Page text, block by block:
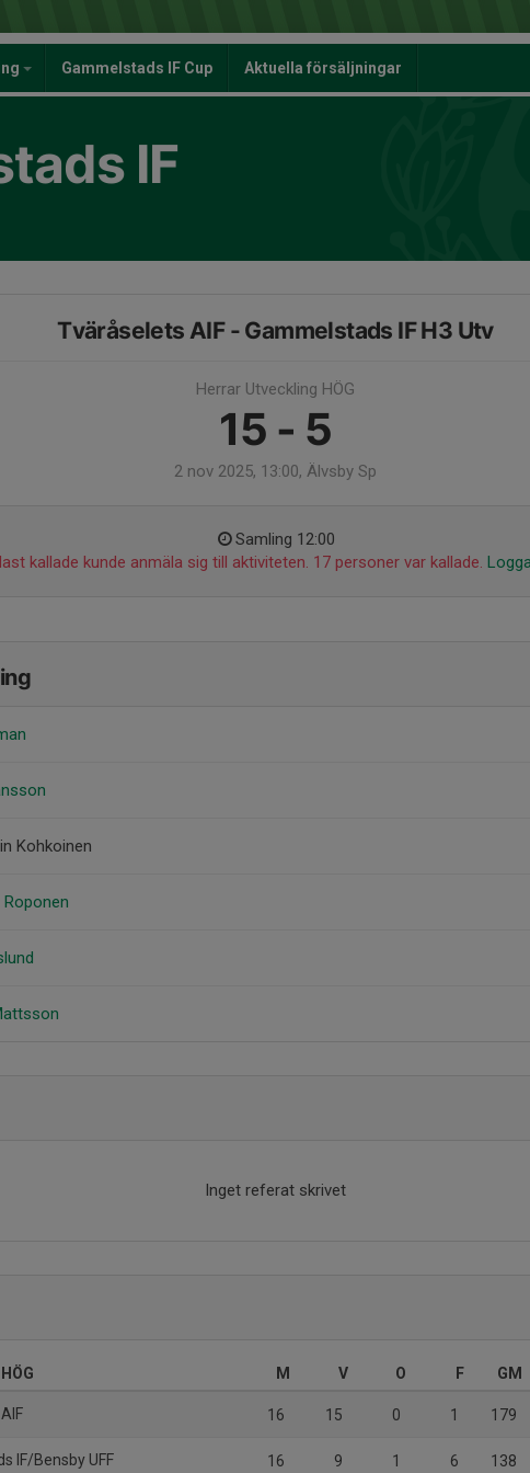
Gammelstads IF Cup Aktuella försäljningar
IF
Tväråselets AIF - Gammelstads IF H3 Utv
Herrar Utveckling HÖG
15 - 5
2 nov 2025, 13:00, Älvsby Sp
Samling 12:00
kallade kunde anmäla sig till aktiviteten. 17 personer var kallade.
Kohkoinen
Roponen
Inget referat skrivet
M V O F GM
16 15 0 1 179
IF/Bensby UFF 16 9 1 6 138